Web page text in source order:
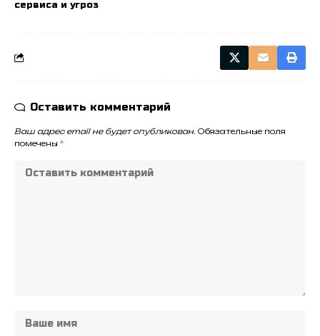
сервиса и угроз
Оставить комментарий
Ваш адрес email не будет опубликован. Обязательные поля
помечены *